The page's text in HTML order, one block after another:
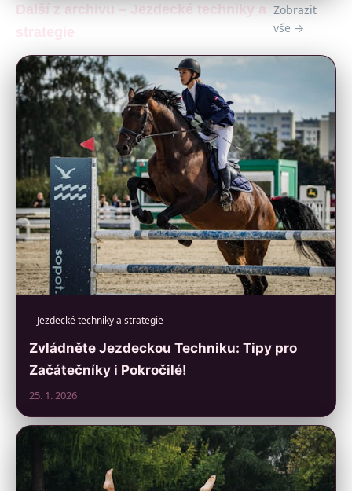
Další z archivu – Jezdecké techniky a
strategie
Zobrazit
vše →
Jezdecké techniky a strategie
Zvládněte Jezdeckou Techniku: Tipy pro
Začátečníky i Pokročilé!
25. 1. 2026